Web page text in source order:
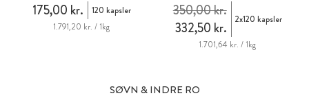
175,00 kr.
120 kapsler
1.791,20 kr. / 1kg
332,50 kr.
350,00 kr. 2x120 kapsler
1.701,64 kr. / 1kg
SØVN & INDRE RO